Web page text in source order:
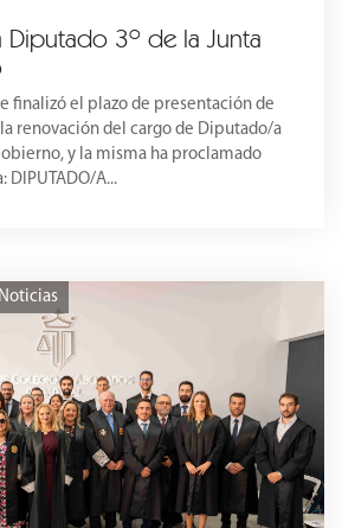
Diputado 3º de la Junta
finalizó el plazo de presentación de
renovación del cargo de Diputado/a
y la misma ha proclamado
DIPUTADO/A...